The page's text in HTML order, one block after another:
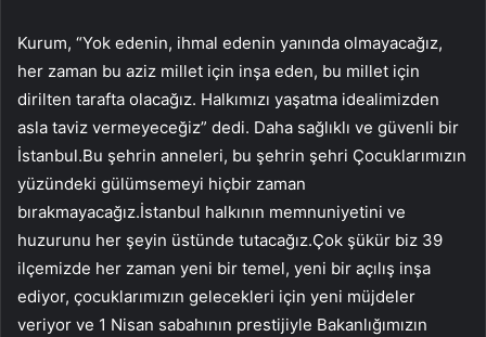
Kurum, “Yok edenin, ihmal edenin yanında olmayacağız,
her zaman bu aziz millet için inşa eden, bu millet için
dirilten tarafta olacağız. Halkımızı yaşatma idealimizden
asla taviz vermeyeceğiz” dedi. Daha sağlıklı ve güvenli bir
İstanbul.Bu şehrin anneleri, bu şehrin şehri Çocuklarımızın
yüzündeki gülümsemeyi hiçbir zaman
bırakmayacağız.İstanbul halkının memnuniyetini ve
huzurunu her şeyin üstünde tutacağız.Çok şükür biz 39
ilçemizde her zaman yeni bir temel, yeni bir açılış inşa
ediyor, çocuklarımızın gelecekleri için yeni müjdeler
veriyor ve 1 Nisan sabahının prestijiyle Bakanlığımızın